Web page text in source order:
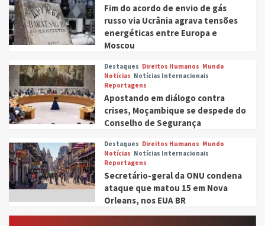
Fim do acordo de envio de gás
russo via Ucrânia agrava tensões
energéticas entre Europa e
Moscou
Destaques Direitos Humanos Mundo
Notícias Notícias Internacionais
Reportagens
Apostando em diálogo contra
crises, Moçambique se despede do
Conselho de Segurança
Destaques Direitos Humanos Mundo
Notícias Notícias Internacionais
Reportagens
Secretário-geral da ONU condena
ataque que matou 15 em Nova
Orleans, nos EUA BR